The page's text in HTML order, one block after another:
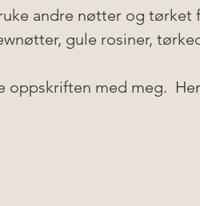
andre nøtter og tørket
gule rosiner,
oppskriften med meg.